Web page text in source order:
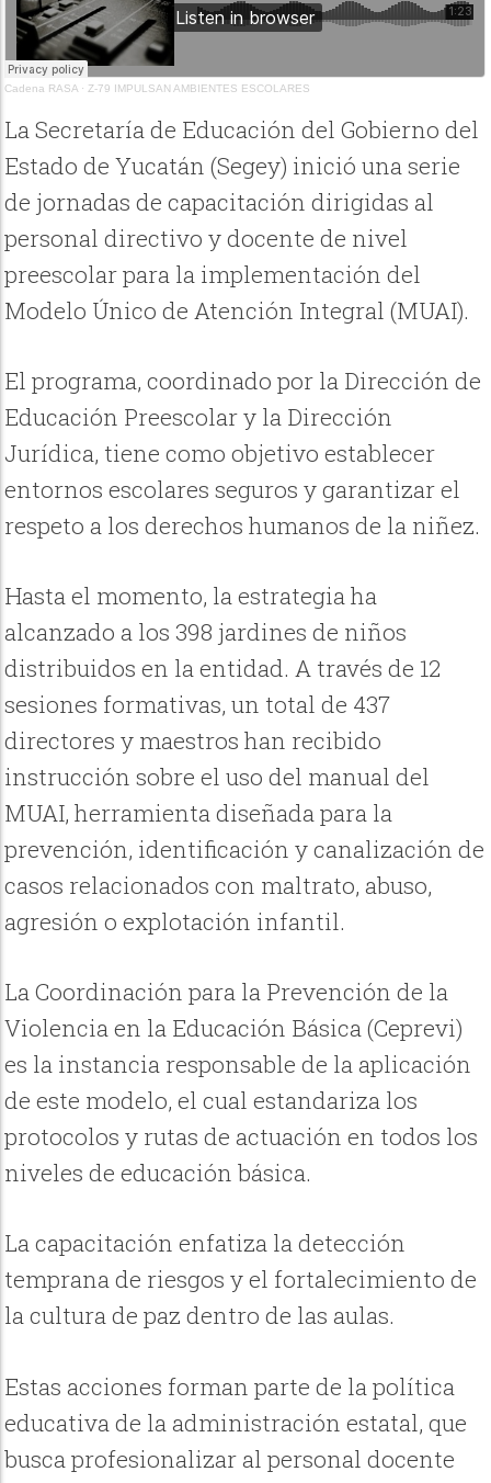
Cadena RASA · Z-79 IMPULSAN AMBIENTES ESCOLARES
La Secretaría de Educación del Gobierno del
Estado de Yucatán (Segey) inició una serie
de jornadas de capacitación dirigidas al
personal directivo y docente de nivel
preescolar para la implementación del
Modelo Único de Atención Integral (MUAI).
El programa, coordinado por la Dirección de
Educación Preescolar y la Dirección
Jurídica, tiene como objetivo establecer
entornos escolares seguros y garantizar el
respeto a los derechos humanos de la niñez.
Hasta el momento, la estrategia ha
alcanzado a los 398 jardines de niños
distribuidos en la entidad. A través de 12
sesiones formativas, un total de 437
directores y maestros han recibido
instrucción sobre el uso del manual del
MUAI, herramienta diseñada para la
prevención, identificación y canalización de
casos relacionados con maltrato, abuso,
agresión o explotación infantil.
La Coordinación para la Prevención de la
Violencia en la Educación Básica (Ceprevi)
es la instancia responsable de la aplicación
de este modelo, el cual estandariza los
protocolos y rutas de actuación en todos los
niveles de educación básica.
La capacitación enfatiza la detección
temprana de riesgos y el fortalecimiento de
la cultura de paz dentro de las aulas.
Estas acciones forman parte de la política
educativa de la administración estatal, que
busca profesionalizar al personal docente